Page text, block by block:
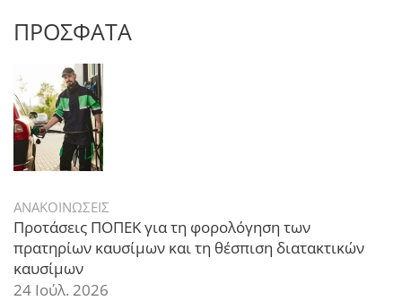
ΠΡΟΣΦΑΤΑ
ΑΝΑΚΟΙΝΩΣΕΙΣ
Προτάσεις ΠΟΠΕΚ για τη φορολόγηση των
πρατηρίων καυσίμων και τη θέσπιση διατακτικών
καυσίμων
24 Ιούλ. 2026